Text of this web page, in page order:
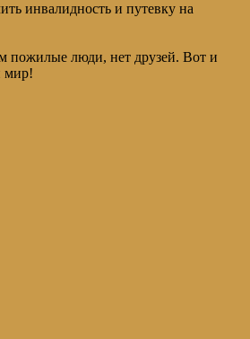
инвалидность и путевку на
пожилые люди, нет друзей. Вот и
мир!